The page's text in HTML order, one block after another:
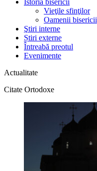
Istoria bisericii
Vieţile sfinţilor
Oamenii bisericii
Ştiri interne
Știri externe
Întreabă preotul
Evenimente
Actualitate
Citate Ortodoxe